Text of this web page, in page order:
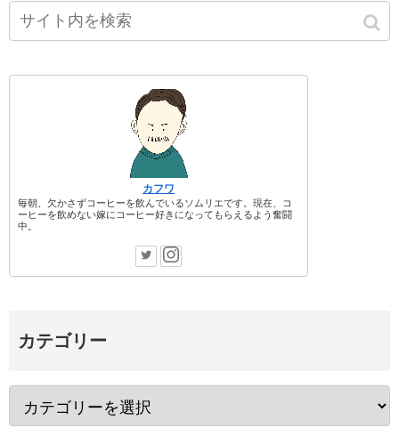
カフワ
毎朝、欠かさずコーヒーを飲んでいるソムリエです。現在、コ
ーヒーを飲めない嫁にコーヒー好きになってもらえるよう奮闘
中。
カテゴリー